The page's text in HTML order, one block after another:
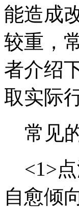
能造成
较重，
者介绍
取实际
常见
<1>点
自愈倾